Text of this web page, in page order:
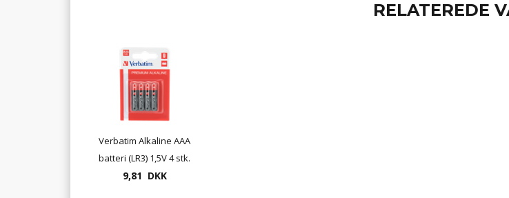
RELATEREDE
Verbatim Alkaline AAA
batteri (LR3) 1,5V 4 stk.
pr. pakke
9,81 DKK